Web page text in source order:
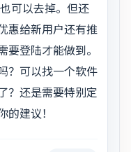
可以去掉。但还
惠给新用户还有推
登陆才能做到。
？可以找一个软件
？还是需要特别定
建议！